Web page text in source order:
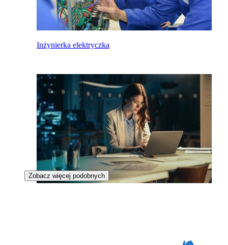
Inżynierka elektryczka
Zobacz więcej podobnych